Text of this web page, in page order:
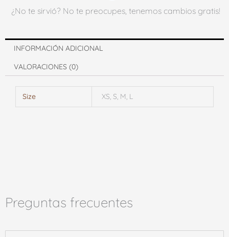
¿No te sirvió? No te preocupes, tenemos cambios gratis!
INFORMACIÓN ADICIONAL
VALORACIONES (0)
Size XS, S, M, L
Preguntas frecuentes